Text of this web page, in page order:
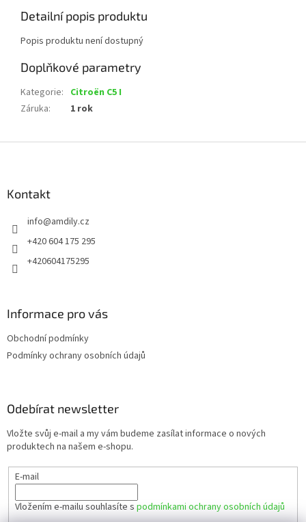
Detailní popis produktu
Popis produktu není dostupný
Doplňkové parametry
Kategorie: Citroën C5 I
Záruka: 1 rok
Kontakt
info@amdily.cz
+420 604 175 295
+420604175295
Informace pro vás
Obchodní podmínky
Podmínky ochrany osobních údajů
Odebírat newsletter
Vložte svůj e-mail a my vám budeme zasílat informace o nových
produktech na našem e-shopu.
E-mail
Vložením e-mailu souhlasíte s podmínkami ochrany osobních údajů